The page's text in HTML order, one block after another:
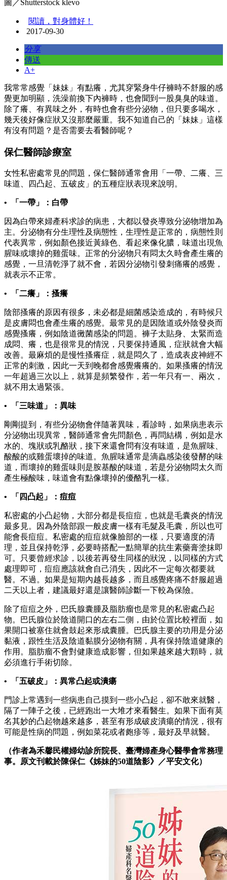
圖／Shutterstock klevo
閱讀，對身體好！
2017-09-30
分享
傳送
A+
我常常感覺「妹妹」有點癢，尤其穿緊身牛仔褲時不舒服的感
覺更加明顯，洗澡前換下內褲時，也會聞到一股臭臭的味道。
除了癢、有異味之外，有時也會有些分泌物，但只要多喝水，
幾天後好像症狀又沒那麼嚴重。我不知道自己的「妹妹」這樣
有沒有問題？是否需要去看醫師呢？
保仁醫師診療室
女性私密處常見的問題，保仁醫師通常會用「一帶、二癢、三
味道、四凸起、五破皮」的五種症狀表現來說明。
• 「一帶」：白帶
因為白帶來婦產科求診的病患，大都以發炎導致分泌物增加為
主。分泌物有分生理性及病態性，生理性是正常的，病態性則
代表異常，例如顏色接近黃綠色、看起來像化膿，味道出現魚
腥味或壞掉的雞蛋味。正常的分泌物只有悶太久時會產生癢的
感覺，一旦清乾淨了就不會，若因分泌物引發刺痛癢的感覺，
就表示不正常。
• 「二癢」：搔癢
陰部搔癢的原因有很多，未必都是細菌感染造成的，有時候只
是皮膚悶也會產生癢的感覺。最常見的是因陰道或外陰發炎而
感覺搔癢，例如陰道黴菌感染的問題。褲子太貼身、太緊而造
成悶、癢，也是很常見的情況，只要保持通風，症狀就會大幅
改善。最麻煩的是慢性搔癢症，就是悶久了，造成表皮神經不
正常的刺激，因此一天到晚都會感覺癢癢的。如果搔癢的情況
一年超過三次以上，就算是頻繁發作，若一年只有一、兩次，
就不用太過緊張。
• 「三味道」：異味
剛剛提到，有些分泌物會伴隨著異味，看診時，如果病患表示
分泌物出現異常，醫師通常會先問顏色，再問結構，例如是水
水的、塊狀或乳酪狀，接下來還會問有沒有味道，是魚腥味、
酸酸的或雞蛋壞掉的味道。魚腥味通常是滴蟲感染後發酵的味
道，而壞掉的雞蛋味則是胺基酸的味道，若是分泌物悶太久而
產生極酸味，味道會有點像壞掉的優酪乳一樣。
• 「四凸起」：痘痘
私密處的小凸起物，大部分都是長痘痘，也就是毛囊炎的情況
最多見。因為外陰部跟一般皮膚一樣有毛髮及毛囊，所以也可
能會長痘痘。私密處的痘痘就像臉部的一樣，只要適度的清
理，並且保持乾淨，必要時搭配一點簡單的抗生素藥膏塗抹即
可。只要曾經求診，以後若再發生同樣的狀況，以同樣的方式
處理即可，痘痘應該就會自己消失，因此不一定每次都要就
醫。不過。如果是短期內越長越多，而且感覺疼痛不舒服超過
二天以上者，建議最好還是讓醫師診斷一下較為保險。
除了痘痘之外，巴氏腺囊腫及脂肪瘤也是常見的私密處凸起
物。巴氏腺位於陰道開口的左右二側，由於位置比較裡面，如
果開口被塞住就會鼓起來形成囊腫。巴氏腺主要的功用是分泌
黏液，跟性生活及陰道黏膜分泌物有關，具有保持陰道健康的
作用。脂肪瘤不會對健康造成影響，但如果越來越大顆時，就
必須進行手術切除。
• 「五破皮」：異常凸起或潰瘍
門診上常遇到一些病患自己摸到一些小凸起，卻不敢來就醫，
隔了一陣子之後，已經跑出一大堆才來看醫生。如果下面有莫
名其妙的凸起物越來越多，甚至有形成破皮潰瘍的情況，很有
可能是性病的問題，例如菜花或者皰疹等，最好及早就醫。
（作者為禾馨民權婦幼診所院長、臺灣婦產身心醫學會常務理
事。原文刊載於陳保仁《姊妹的50道陰影》／平安文化）